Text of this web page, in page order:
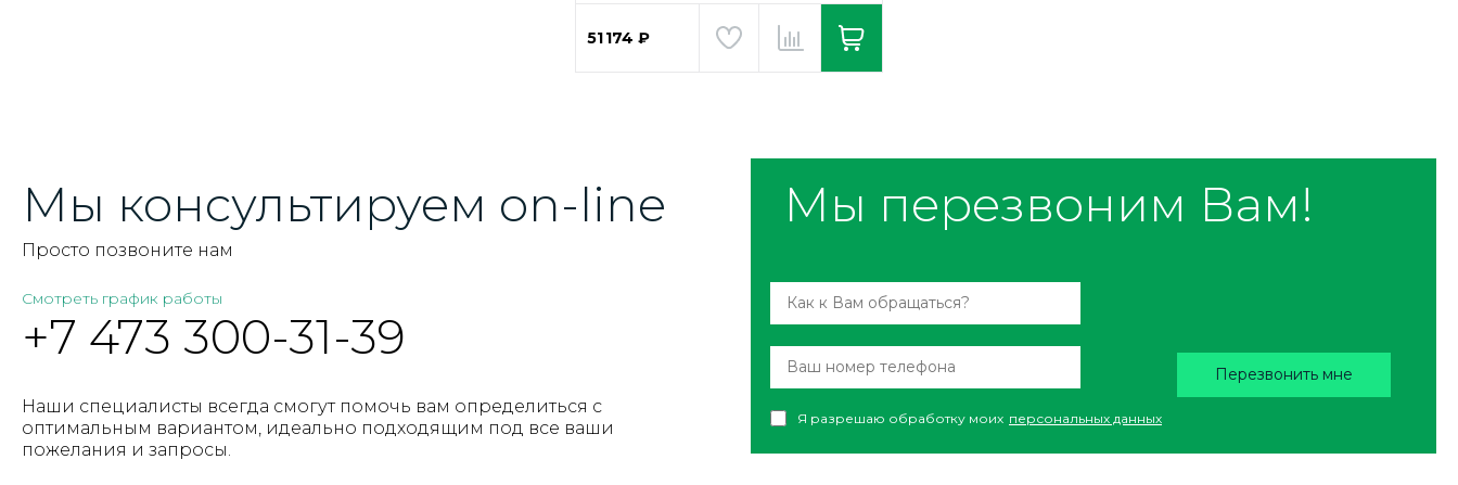
51 174 ₽
Мы консультируем on-line
Просто позвоните нам
Смотреть график работы
+7 473 300-31-39
Наши специалисты всегда смогут помочь вам определиться с
оптимальным вариантом, идеально подходящим под все ваши
пожелания и запросы.
Мы перезвоним Вам!
Я разрешаю обработку моих персональных данных
Перезвонить мне